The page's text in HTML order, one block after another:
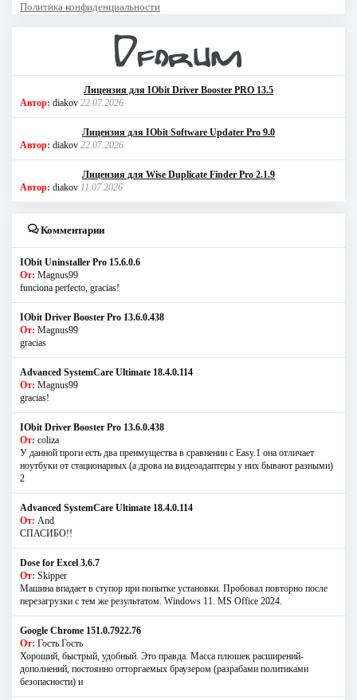
Политика конфиденциальности
Лицензия для IObit Driver Booster PRO 13.5
Автор: diakov 22.07.2026
Лицензия для IObit Software Updater Pro 9.0
Автор: diakov 22.07.2026
Лицензия для Wise Duplicate Finder Pro 2.1.9
Автор: diakov 11.07.2026
Комментарии
IObit Uninstaller Pro 15.6.0.6
От: Magnus99
funciona perfecto, gracias!
IObit Driver Booster Pro 13.6.0.438
От: Magnus99
gracias
Advanced SystemCare Ultimate 18.4.0.114
От: Magnus99
gracias!
IObit Driver Booster Pro 13.6.0.438
От: coliza
У данной проги есть два преимущества в сравнении с Easy.1 она отличает
ноутбуки от стационарных (а дрова на видеоадаптеры у них бывают разными)
2
Advanced SystemCare Ultimate 18.4.0.114
От: And
СПАСИБО!!
Dose for Excel 3.6.7
От: Skipper
Машина впадает в ступор при попытке установки. Пробовал повторно после
перезагрузки с тем же результатом. Windows 11. MS Offiсe 2024.
Google Chrome 151.0.7922.76
От: Гость Гость
Хороший, быстрый, удобный. Это правда. Масса плюшек расширений-
дополнений, постоянно отторгаемых браузером (разрабами политиками
безопасности) и